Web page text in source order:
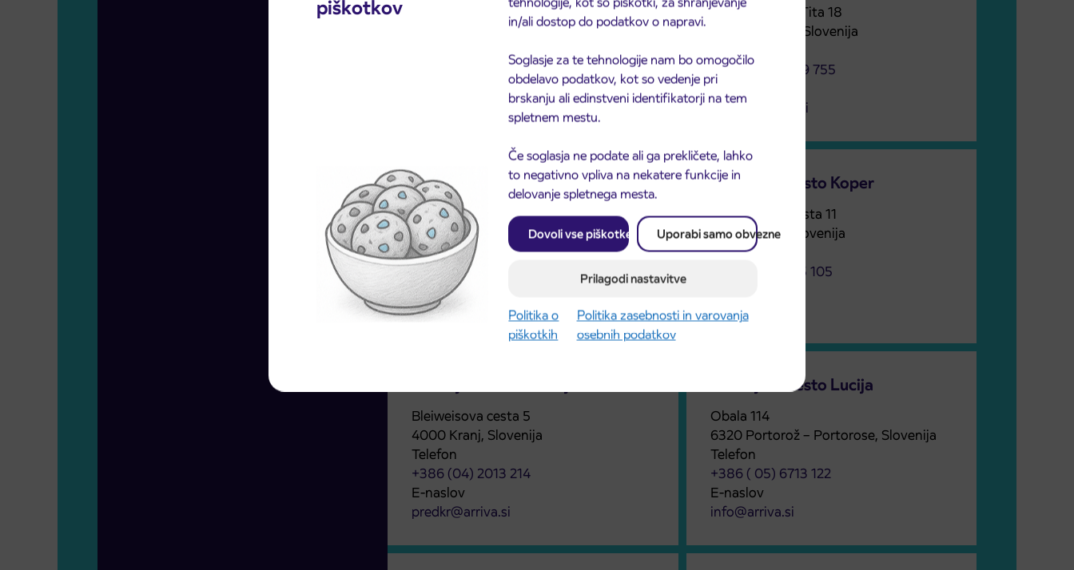
piškotkov
in/ali dostop do podatkov o napravi.
Soglasje za te tehnologije nam bo omogočilo
obdelavo podatkov, kot so vedenje pri
brskanju ali edinstveni identifikatorji na tem
spletnem mestu.
Če soglasja ne podate ali ga prekličete, lahko
to negativno vpliva na nekatere funkcije in
delovanje spletnega mesta.
Dovoli vse piškotke Uporabi samo obvezne
Prilagodi nastavitve
Politika o
piškotkih
Politika zasebnosti in varovanja
osebnih podatkov
Ljubljanska cesta 82
1230 Domžale, Slovenija
+386 (0)1 72 98 080
Cesta maršala Tita 18
4270 Jesenice, Slovenija
Telefon
+386 (04) 5809 755
E-naslov:
predje@arriva.si
Prodajno mesto Kamnik
Maistrova ulica 18
1241 Kamnik, Slovenija
Telefon
+ 386 (0)1 8309 414
E-naslov
info@arriva.si
Prodajno mesto Koper
Kolodvorska cesta 11
6000 Koper, Slovenija
Telefon
+386 (05) 6625 105
info@arriva.si
Bleiweisova cesta 5
4000 Kranj, Slovenija
Telefon
+386 (04) 2013 214
E-naslov
predkr@arriva.si
Prodajno mesto Lucija
Obala 114
6320 Portorož – Portorose, Slovenija
Telefon
+386 ( 05) 6713 122
E-naslov
info@arriva.si